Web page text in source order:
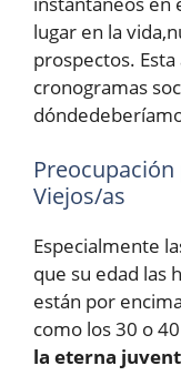
lugar en la
prospectos.
cronogramas
Viejos/as
Especialmente
que su edad las
están por
como los 30 o
la eterna